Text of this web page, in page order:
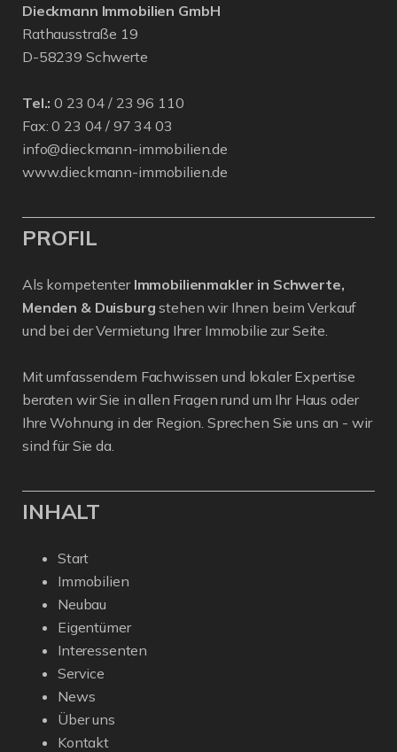
Dieckmann Immobilien GmbH
Rathausstraße 19
D-58239 Schwerte
Tel.: 0 23 04 / 23 96 110
Fax: 0 23 04 / 97 34 03
info@dieckmann-immobilien.de
www.dieckmann-immobilien.de
PROFIL
Als kompetenter Immobilienmakler in Schwerte,
Menden & Duisburg stehen wir Ihnen beim Verkauf
und bei der Vermietung Ihrer Immobilie zur Seite.
Mit umfassendem Fachwissen und lokaler Expertise
beraten wir Sie in allen Fragen rund um Ihr Haus oder
Ihre Wohnung in der Region. Sprechen Sie uns an - wir
sind für Sie da.
INHALT
Start
Immobilien
Neubau
Eigentümer
Interessenten
Service
News
Über uns
Kontakt